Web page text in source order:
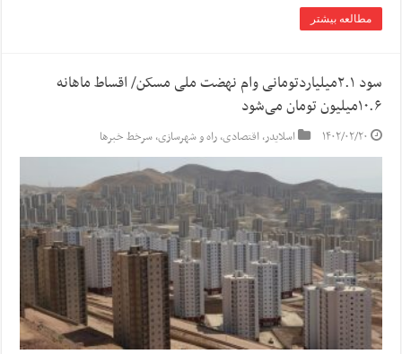
مطالعه بیشتر
سود ۲.۱میلیاردتومانی وام نهضت ملی مسکن/ اقساط ماهانه
۱۰.۶میلیون تومان می‌شود
۱۴۰۲/۰۲/۲۰ اسلایدر,اقتصادی,راه و شهرسازی,سرخط خبرها